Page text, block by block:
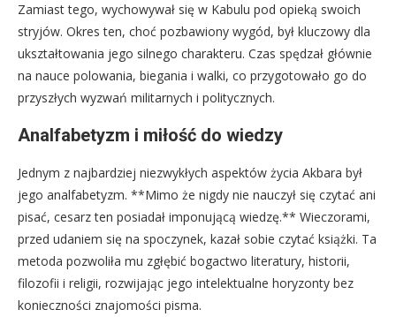
Zamiast tego, wychowywał się w Kabulu pod opieką swoich
stryjów. Okres ten, choć pozbawiony wygód, był kluczowy dla
ukształtowania jego silnego charakteru. Czas spędzał głównie
na nauce polowania, biegania i walki, co przygotowało go do
przyszłych wyzwań militarnych i politycznych.
Analfabetyzm i miłość do wiedzy
Jednym z najbardziej niezwykłych aspektów życia Akbara był
jego analfabetyzm. **Mimo że nigdy nie nauczył się czytać ani
pisać, cesarz ten posiadał imponującą wiedzę.** Wieczorami,
przed udaniem się na spoczynek, kazał sobie czytać książki. Ta
metoda pozwoliła mu zgłębić bogactwo literatury, historii,
filozofii i religii, rozwijając jego intelektualne horyzonty bez
konieczności znajomości pisma.